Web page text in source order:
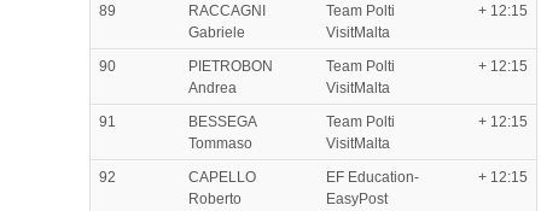
89
RACCAGNI
Gabriele
Team Polti
VisitMalta
+ 12:15
90
PIETROBON
Andrea
Team Polti
VisitMalta
+ 12:15
91
BESSEGA
Tommaso
Team Polti
VisitMalta
+ 12:15
92
CAPELLO
Roberto
EF Education-
EasyPost
+ 12:15